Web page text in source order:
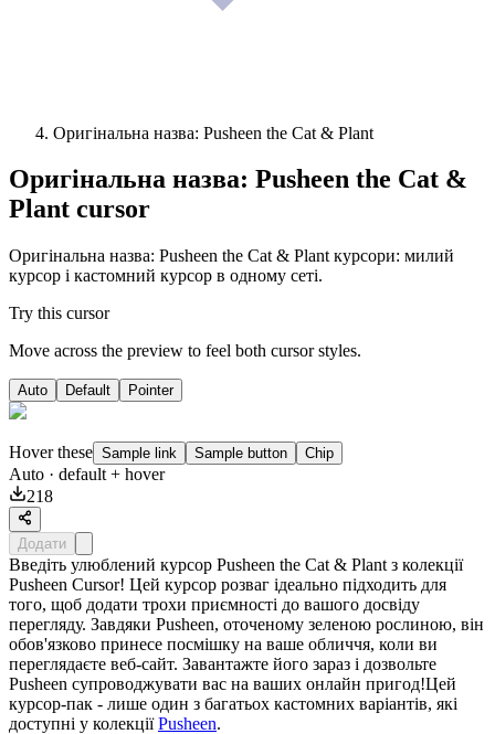
Оригінальна назва: Pusheen the Cat & Plant
Оригінальна назва: Pusheen the Cat &
Plant cursor
Оригінальна назва: Pusheen the Cat & Plant курсори: милий
курсор і кастомний курсор в одному сеті.
Try this cursor
Move across the preview to feel both cursor styles.
Auto Default Pointer
Hover these Sample link Sample button Chip
Auto · default + hover
218
Додати
Введіть улюблений курсор Pusheen the Cat & Plant з колекції
Pusheen Cursor! Цей курсор розваг ідеально підходить для
того, щоб додати трохи приємності до вашого досвіду
перегляду. Завдяки Pusheen, оточеному зеленою рослиною, він
обов'язково принесе посмішку на ваше обличчя, коли ви
переглядаєте веб-сайт. Завантажте його зараз і дозвольте
Pusheen супроводжувати вас на ваших онлайн пригод!Цей
курсор-пак - лише один з багатьох кастомних варіантів, які
доступні у колекціїPusheen.